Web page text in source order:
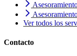
Ver todos los
Contacto